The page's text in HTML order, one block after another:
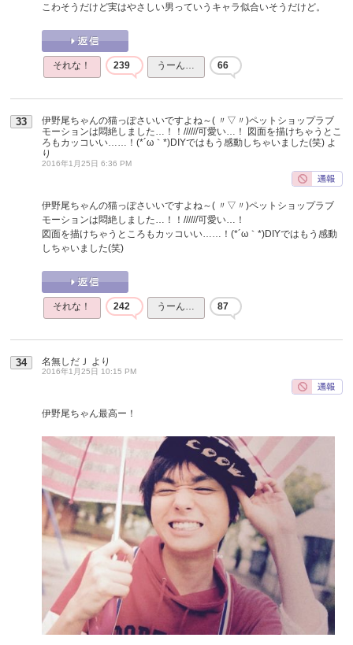
こわそうだけど実はやさしい男っていうキャラ似合いそうだけど。
それな！ 239 うーん… 66
33
伊野尾ちゃんの猫っぽさいいですよね～( 〃▽〃)ペットショップラブ
モーションは悶絶しました…！！//////可愛い…！ 図面を描けちゃうとこ
ろもカッコいい……！(*´ω｀*)DIYではもう感動しちゃいました(笑) よ
り
2016年1月25日 6:36 PM
伊野尾ちゃんの猫っぽさいいですよね～( 〃▽〃)ペットショップラブ
モーションは悶絶しました…！！//////可愛い…！
図面を描けちゃうところもカッコいい……！(*´ω｀*)DIYではもう感動
しちゃいました(笑)
それな！ 242 うーん… 87
34 名無しだＪ より
2016年1月25日 10:15 PM
伊野尾ちゃん最高ー！